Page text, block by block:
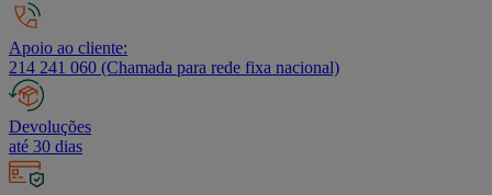
Apoio ao cliente:
214 241 060 (Chamada para rede fixa nacional)
Devoluções
até 30 dias